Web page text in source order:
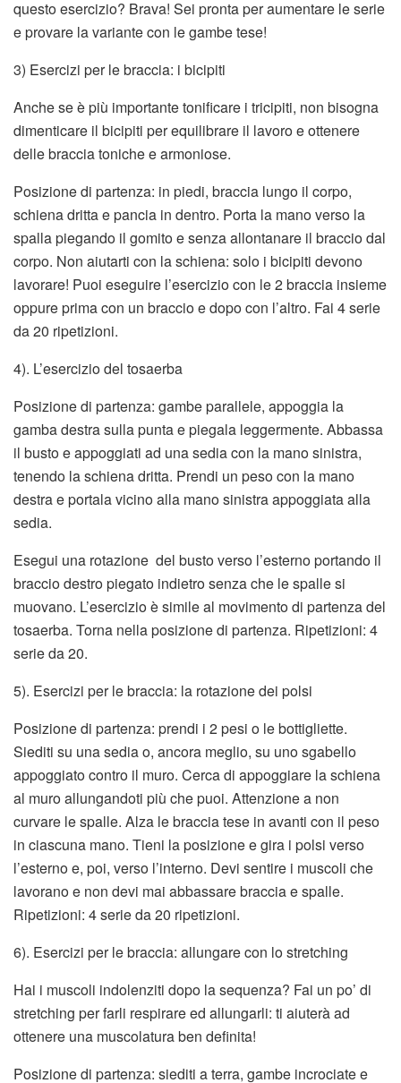
questo esercizio? Brava! Sei pronta per aumentare le serie
e provare la variante con le gambe tese!
3) Esercizi per le braccia: i bicipiti
Anche se è più importante tonificare i tricipiti, non bisogna
dimenticare il bicipiti per equilibrare il lavoro e ottenere
delle braccia toniche e armoniose.
Posizione di partenza: in piedi, braccia lungo il corpo,
schiena dritta e pancia in dentro. Porta la mano verso la
spalla piegando il gomito e senza allontanare il braccio dal
corpo. Non aiutarti con la schiena: solo i bicipiti devono
lavorare! Puoi eseguire l’esercizio con le 2 braccia insieme
oppure prima con un braccio e dopo con l’altro. Fai 4 serie
da 20 ripetizioni.
4). L’esercizio del tosaerba
Posizione di partenza: gambe parallele, appoggia la
gamba destra sulla punta e piegala leggermente. Abbassa
il busto e appoggiati ad una sedia con la mano sinistra,
tenendo la schiena dritta. Prendi un peso con la mano
destra e portala vicino alla mano sinistra appoggiata alla
sedia.
Esegui una rotazione del busto verso l’esterno portando il
braccio destro piegato indietro senza che le spalle si
muovano. L’esercizio è simile al movimento di partenza del
tosaerba. Torna nella posizione di partenza. Ripetizioni: 4
serie da 20.
5). Esercizi per le braccia: la rotazione dei polsi
Posizione di partenza: prendi i 2 pesi o le bottigliette.
Siediti su una sedia o, ancora meglio, su uno sgabello
appoggiato contro il muro. Cerca di appoggiare la schiena
al muro allungandoti più che puoi. Attenzione a non
curvare le spalle. Alza le braccia tese in avanti con il peso
in ciascuna mano. Tieni la posizione e gira i polsi verso
l’esterno e, poi, verso l’interno. Devi sentire i muscoli che
lavorano e non devi mai abbassare braccia e spalle.
Ripetizioni: 4 serie da 20 ripetizioni.
6). Esercizi per le braccia: allungare con lo stretching
Hai i muscoli indolenziti dopo la sequenza? Fai un po’ di
stretching per farli respirare ed allungarli: ti aiuterà ad
ottenere una muscolatura ben definita!
Posizione di partenza: siediti a terra, gambe incrociate e